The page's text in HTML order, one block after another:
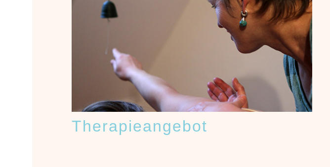
Therapieangebot